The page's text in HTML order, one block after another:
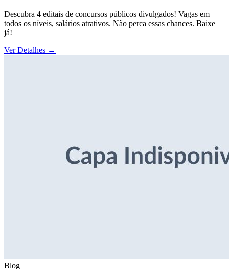
Descubra 4 editais de concursos públicos divulgados! Vagas em
todos os níveis, salários atrativos. Não perca essas chances. Baixe
já!
Ver Detalhes →
Blog